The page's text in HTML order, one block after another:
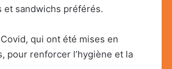
et sandwichs préférés.
qui ont été mises en
pour renforcer l’hygiène et la